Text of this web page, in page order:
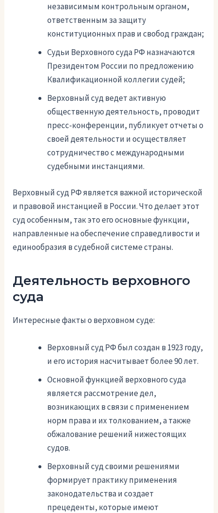
независимым контрольным органом,
ответственным за защиту
конституционных прав и свобод граждан;
Судьи Верховного суда РФ назначаются
Президентом России по предложению
Квалификационной коллегии судей;
Верховный суд ведет активную
общественную деятельность, проводит
пресс-конференции, публикует отчеты о
своей деятельности и осуществляет
сотрудничество с международными
судебными инстанциями.
Верховный суд РФ является важной исторической
и правовой инстанцией в России. Что делает этот
суд особенным, так это его основные функции,
направленные на обеспечение справедливости и
единообразия в судебной системе страны.
Деятельность верховного
суда
Интересные факты о верховном суде:
Верховный суд РФ был создан в 1923 году,
и его история насчитывает более 90 лет.
Основной функцией верховного суда
является рассмотрение дел,
возникающих в связи с применением
норм права и их толкованием, а также
обжалование решений нижестоящих
судов.
Верховный суд своими решениями
формирует практику применения
законодательства и создает
прецеденты, которые имеют